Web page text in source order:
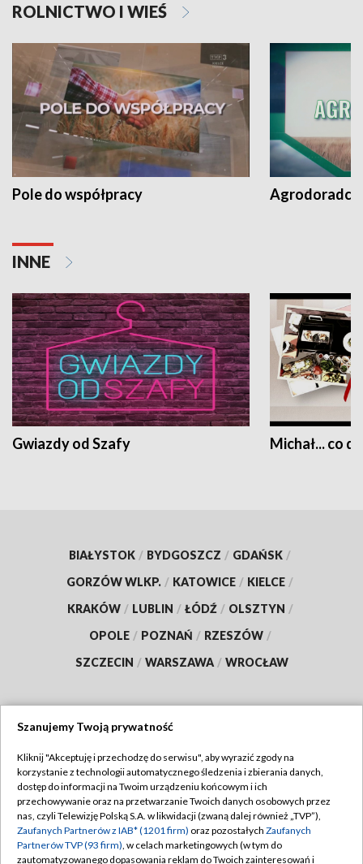
ROLNICTWO I WIEŚ
Pole do współpracy Agrodoradcy
INNE
Gwiazdy od Szafy Michał... co
BIAŁYSTOK / BYDGOSZCZ / GDAŃSK /
GORZÓW WLKP. / KATOWICE / KIELCE /
KRAKÓW / LUBLIN / ŁÓDŹ / OLSZTYN /
OPOLE / POZNAŃ / RZESZÓW /
SZCZECIN / WARSZAWA / WROCŁAW
TVP
Abonament TVP
Emisja w TVP
Centrum informacji TVP
Regulamin TVP
Polityka prywatności
Moje zgody
Szanujemy Twoją prywatność
Kliknij "Akceptuję i przechodzę do serwisu", aby wyrazić zgody na
korzystanie z technologii automatycznego śledzenia i zbierania danych,
dostęp do informacji na Twoim urządzeniu końcowym i ich
przechowywanie oraz na przetwarzanie Twoich danych osobowych przez
nas, czyli Telewizję Polską S.A. w likwidacji (zwaną dalej również „TVP”),
Zaufanych Partnerów z IAB* (1201 firm) oraz pozostałych Zaufanych
Partnerów TVP (93 firm), w celach marketingowych (w tym do
zautomatyzowanego dopasowania reklam do Twoich zainteresowań i